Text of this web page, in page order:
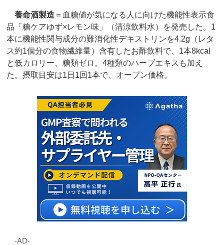
養命酒製造 ＝血糖値が気になる人に向けた機能性表示食
品「糖ケアゆず×レモン味」（清涼飲料水）を発売した。1
本に機能性関与成分の難消化性デキストリンを4.2g（レタ
ス約1個分の食物繊維量）含有したお酢飲料で、1本8kcal
と低カロリー、糖類ゼロ。4種類のハーブエキスも加え
た。摂取目安は1日1回1本で、オープン価格。
‐AD‐